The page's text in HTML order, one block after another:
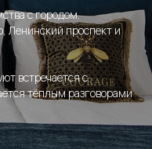
с городом.
Ленинский проспект и
встречается с
тёплым разговорами